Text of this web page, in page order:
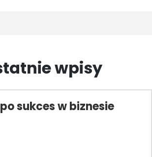
wpisy
sukces w biznesie